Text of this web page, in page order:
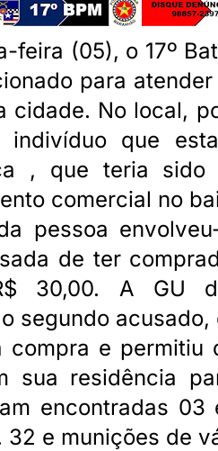
feira (05), o 17º
para
cidade. No local,
indivíduo que
, que teria sido
comercial no
pessoa
de ter
30,00. A GU
segundo acusado,
compra e permitiu
sua residência
encontradas 03
32 e munições de